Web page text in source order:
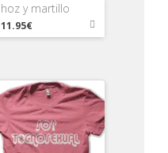
hoz y martillo
11.95€